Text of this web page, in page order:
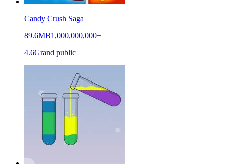
Candy Crush Saga
89.6MB1,000,000,000+
4.6Grand public